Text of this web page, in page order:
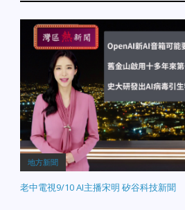
地方新聞
老中電視9/10 AI主播宋明 矽谷科技新聞